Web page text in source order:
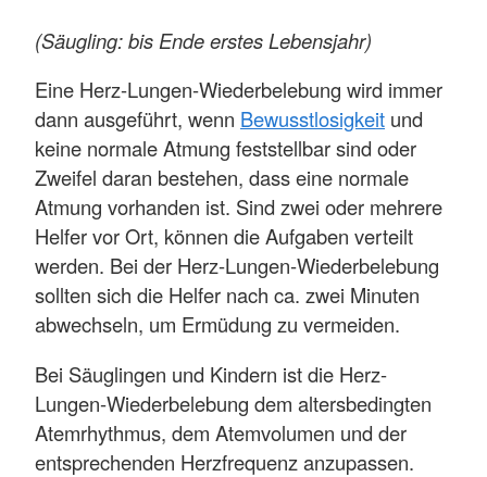
(Säugling: bis Ende erstes Lebensjahr)
Eine Herz-Lungen-Wiederbelebung wird immer
dann ausgeführt, wenn Bewusstlosigkeit und
keine normale Atmung feststellbar sind oder
Zweifel daran bestehen, dass eine normale
Atmung vorhanden ist. Sind zwei oder mehrere
Helfer vor Ort, können die Aufgaben verteilt
werden. Bei der Herz-Lungen-Wiederbelebung
sollten sich die Helfer nach ca. zwei Minuten
abwechseln, um Ermüdung zu vermeiden.
Bei Säuglingen und Kindern ist die Herz-
Lungen-Wiederbelebung dem altersbedingten
Atemrhythmus, dem Atemvolumen und der
entsprechenden Herzfrequenz anzupassen.